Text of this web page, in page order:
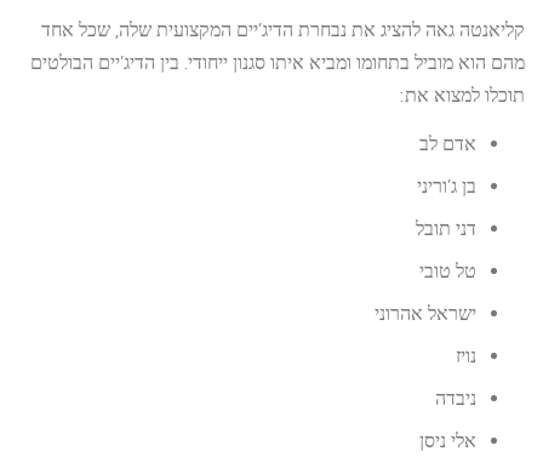
קליאנטה גאה להציג את נבחרת הדיג’יים המקצועית שלה, שכל אחד
מהם הוא מוביל בתחומו ומביא איתו סגנון ייחודי. בין הדיג’יים הבולטים
תוכלו למצוא את:
אדם לב
בן ג’וריני
דני תובל
טל טובי
ישראל אהרוני
נויז
ניבדה
אלי ניסן